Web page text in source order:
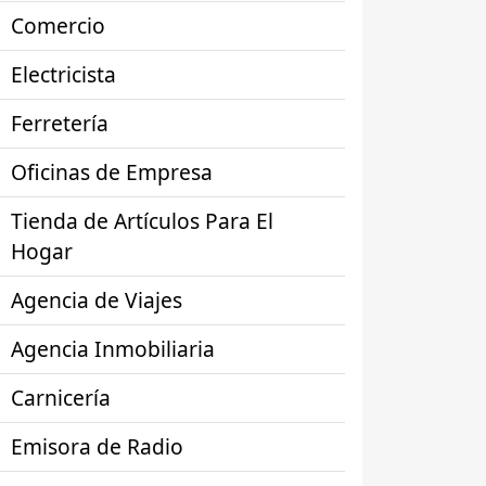
Comercio
Electricista
Ferretería
Oficinas de Empresa
Tienda de Artículos Para El
Hogar
Agencia de Viajes
Agencia Inmobiliaria
Carnicería
Emisora de Radio